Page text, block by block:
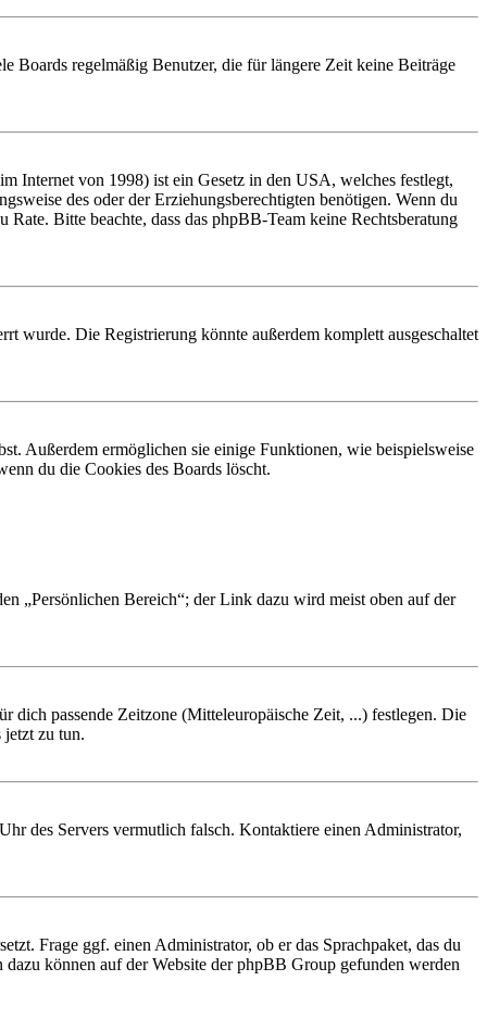
Boards regelmäßig Benutzer, die für längere Zeit keine Beiträge
Internet von 1998) ist ein Gesetz in den USA, welches festlegt,
des oder der Erziehungsberechtigten benötigen. Wenn du
Bitte beachte, dass das phpBB-Team keine Rechtsberatung
wurde. Die Registrierung könnte außerdem komplett ausgeschaltet
Außerdem ermöglichen sie einige Funktionen, wie beispielsweise
du die Cookies des Boards löscht.
„Persönlichen Bereich“; der Link dazu wird meist oben auf der
dich passende Zeitzone (Mitteleuropäische Zeit, ...) festlegen. Die
jetzt zu tun.
des Servers vermutlich falsch. Kontaktiere einen Administrator,
Frage ggf. einen Administrator, ob er das Sprachpaket, das du
können auf der Website der phpBB Group gefunden werden